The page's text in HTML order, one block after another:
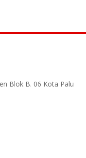
Blok B. 06 Kota Palu